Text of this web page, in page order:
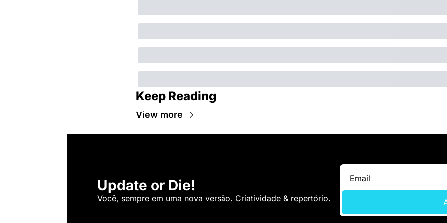
Keep Reading
View more
Update or Die!
Você, sempre em uma nova versão. Criatividade & repertório.